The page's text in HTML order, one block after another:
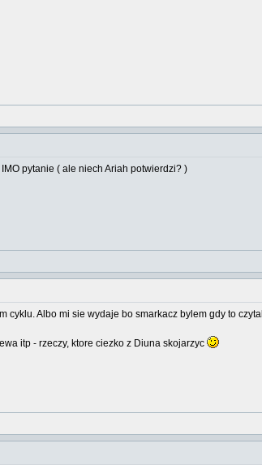
pytanie ( ale niech Ariah potwierdzi? )
cyklu. Albo mi sie wydaje bo smarkacz bylem gdy to
itp - rzeczy, ktore ciezko z Diuna skojarzyc